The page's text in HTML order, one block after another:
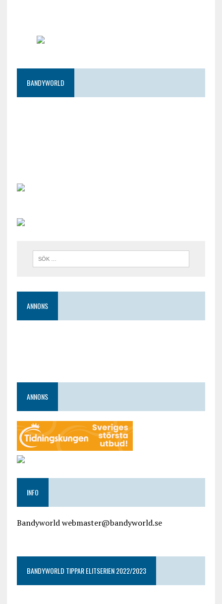
BANDYWORLD
ANNONS
ANNONS
INFO
Bandyworld webmaster@bandyworld.se
BANDYWORLD TIPPAR ELITSERIEN 2022/2023